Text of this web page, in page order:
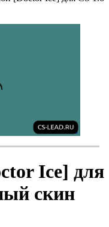
Ice] для
скин